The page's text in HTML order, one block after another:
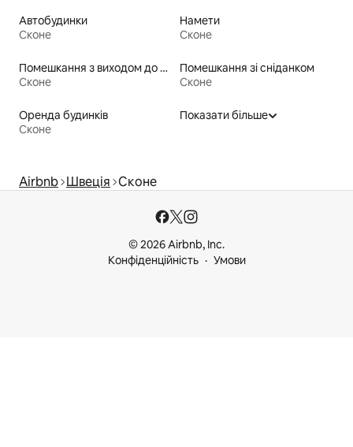
Автобудинки
Сконе
Намети
Сконе
Помешкання з виходом до пляжу
Сконе
Помешкання зі сніданком
Сконе
Оренда будинків
Сконе
Показати більше
Airbnb Швеція Сконе
© 2026 Airbnb, Inc.
Конфіденційність
Умови